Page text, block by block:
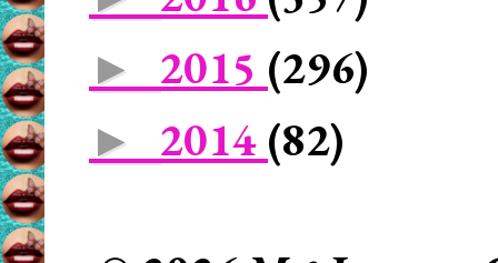
► 2015 (296)
► 2014 (82)